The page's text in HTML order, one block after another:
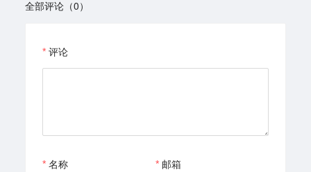
全部评论（0）
评论
名称 邮箱